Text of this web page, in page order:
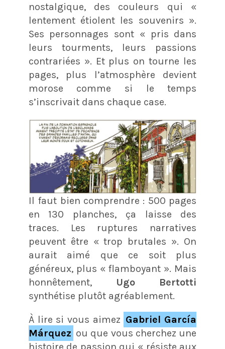
nostalgique, des couleurs qui «
lentement étiolent les souvenirs ».
Ses personnages sont « pris dans
leurs tourments, leurs passions
contrariées ». Et plus on tourne les
pages, plus l’atmosphère devient
morose comme si le temps
s’inscrivait dans chaque case.
Il faut bien comprendre : 500 pages
en 130 planches, ça laisse des
traces. Les ruptures narratives
peuvent être « trop brutales ». On
aurait aimé que ce soit plus
généreux, plus « flamboyant ». Mais
honnêtement, Ugo Bertotti
synthétise plutôt agréablement.
À lire si vous aimez Gabriel García
Márquez ou que vous cherchez une
histoire de passion qui « résiste aux